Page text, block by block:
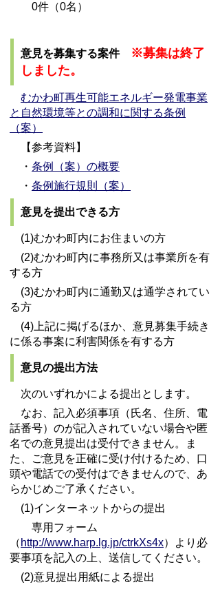
0件（0名）
意見を募集する案件
※募集は終了
しました。
むかわ町再生可能エネルギー発電事業
と自然環境等との調和に関する条例
（案）
【参考資料】
・ 条例（案）の概要
・ 条例施行規則（案）
意見を提出できる方
(1)むかわ町内にお住まいの方
(2)むかわ町内に事務所又は事業所を有
する方
(3)むかわ町内に通勤又は通学されてい
る方
(4)上記に掲げるほか、意見募集手続き
に係る事案に利害関係を有する方
意見の提出方法
次のいずれかによる提出とします。
なお、記入必須事項（氏名、住所、電
話番号）のが記入されていない場合や匿
名での意見提出は受付できません。ま
た、ご意見を正確に受け付けるため、口
頭や電話での受付はできませんので、あ
らかじめご了承ください。
(1)インターネットからの提出
専用フォーム
（ http://www.harp.lg.jp/ctrkXs4x）より必
要事項を記入の上、送信してください。
(2)意見提出用紙による提出